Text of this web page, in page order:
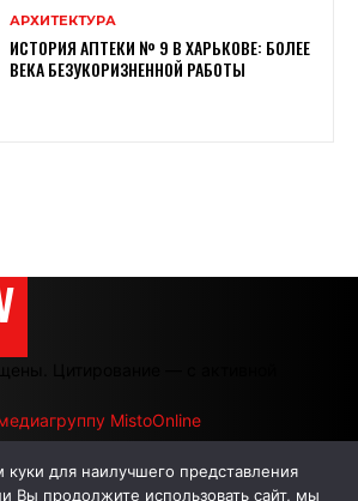
АРХИТЕКТУРА
ИСТОРИЯ АПТЕКИ № 9 В ХАРЬКОВЕ: БОЛЕЕ
ВЕКА БЕЗУКОРИЗНЕННОЙ РАБОТЫ
Цитирование — с активной
MistoOnline
АВТОРЫ РЕКЛАМА НА САЙТЕ
для наилучшего представления
Вы продолжите использовать сайт, мы